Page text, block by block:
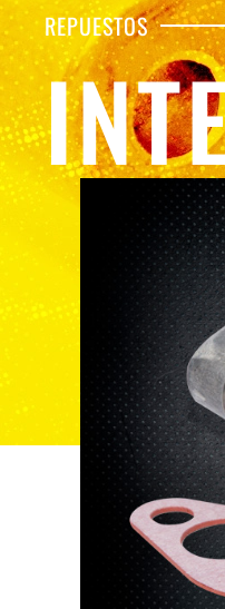
REPUESTOS